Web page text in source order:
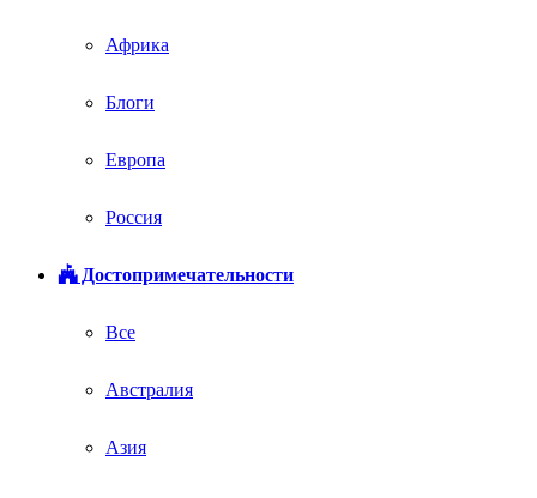
Африка
Блоги
Европа
Россия
Достопримечательности
Все
Австралия
Азия